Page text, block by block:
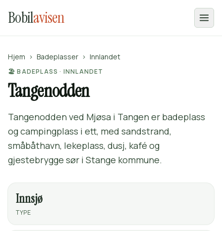
Bobilavisen
Hjem › Badeplasser › Innlandet
🏖️ BADEPLASS · INNLANDET
Tangenodden
Tangenodden ved Mjøsa i Tangen er badeplass
og campingplass i ett, med sandstrand,
småbåthavn, lekeplass, dusj, kafé og
gjestebrygge sør i Stange kommune.
Innsjø
TYPE